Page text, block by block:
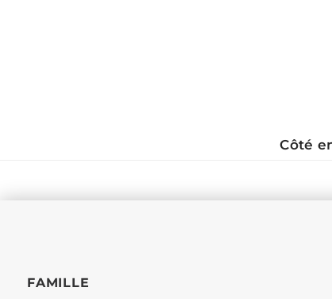
Côté
FAMILLE